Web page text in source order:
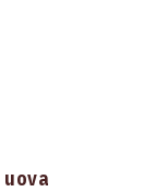
uova